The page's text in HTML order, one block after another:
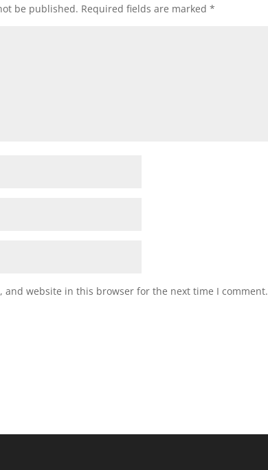
be published. Required fields are marked*
and website in this browser for the next time I comment.